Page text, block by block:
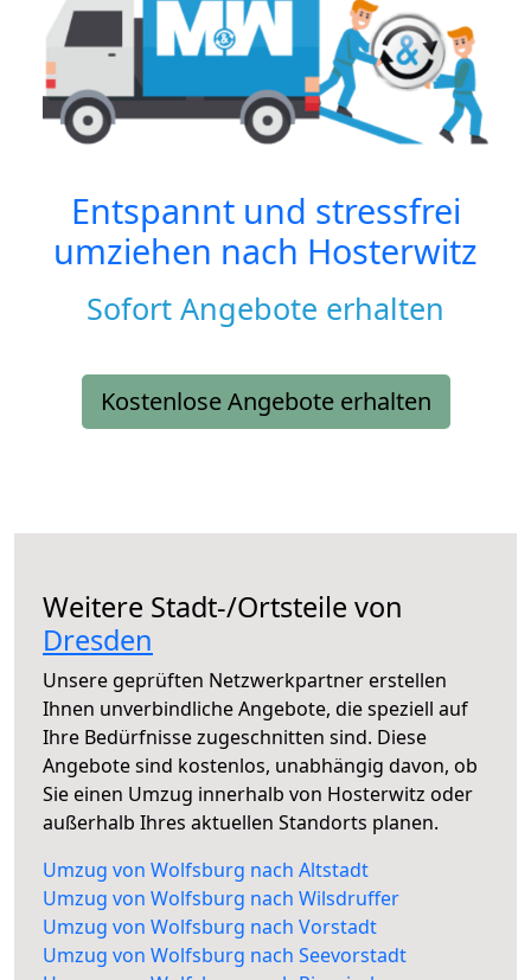
Entspannt und stressfrei
umziehen nach Hosterwitz
Sofort Angebote erhalten
Kostenlose Angebote erhalten
Weitere Stadt-/Ortsteile von
Dresden
Unsere geprüften Netzwerkpartner erstellen
Ihnen unverbindliche Angebote, die speziell auf
Ihre Bedürfnisse zugeschnitten sind. Diese
Angebote sind kostenlos, unabhängig davon, ob
Sie einen Umzug innerhalb von Hosterwitz oder
außerhalb Ihres aktuellen Standorts planen.
Umzug von Wolfsburg nach Altstadt
Umzug von Wolfsburg nach Wilsdruffer
Umzug von Wolfsburg nach Vorstadt
Umzug von Wolfsburg nach Seevorstadt